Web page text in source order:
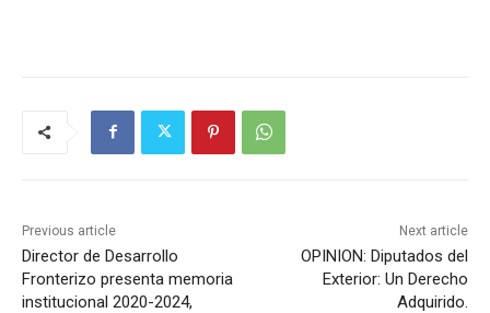
Previous article
Director de Desarrollo
Fronterizo presenta memoria
institucional 2020-2024,
Next article
OPINION: Diputados del
Exterior: Un Derecho
Adquirido.